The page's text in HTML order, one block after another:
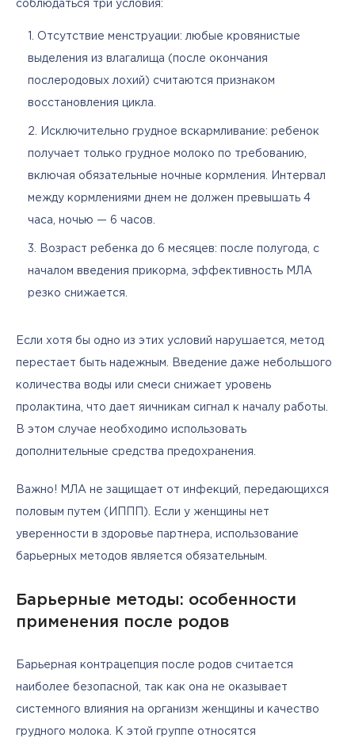
соблюдаться три условия:
Отсутствие менструации: любые кровянистые
выделения из влагалища (после окончания
послеродовых лохий) считаются признаком
восстановления цикла.
Исключительно грудное вскармливание: ребенок
получает только грудное молоко по требованию,
включая обязательные ночные кормления. Интервал
между кормлениями днем не должен превышать 4
часа, ночью — 6 часов.
Возраст ребенка до 6 месяцев: после полугода, с
началом введения прикорма, эффективность МЛА
резко снижается.
Если хотя бы одно из этих условий нарушается, метод
перестает быть надежным. Введение даже небольшого
количества воды или смеси снижает уровень
пролактина, что дает яичникам сигнал к началу работы.
В этом случае необходимо использовать
дополнительные средства предохранения.
Важно! МЛА не защищает от инфекций, передающихся
половым путем (ИППП). Если у женщины нет
уверенности в здоровье партнера, использование
барьерных методов является обязательным.
Барьерные методы: особенности
применения после родов
Барьерная контрацепция после родов считается
наиболее безопасной, так как она не оказывает
системного влияния на организм женщины и качество
грудного молока. К этой группе относятся